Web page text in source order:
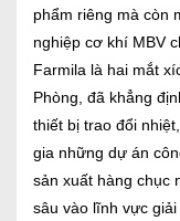
phẩm riêng mà còn
nghiệp cơ khí MBV
Farmila là hai mắt
Phòng, đã khẳng
thiết bị trao đổi
gia những dự án
sản xuất hàng chục
sâu vào lĩnh vực